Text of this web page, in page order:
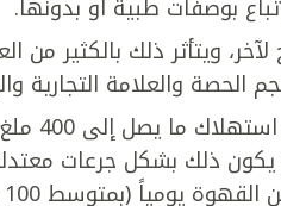
بوصفات طبية أو بدونها.
ويتأثر ذلك بالكثير من
الحصة والعلامة التجارية
يرى
ذلك بشكل جرعات